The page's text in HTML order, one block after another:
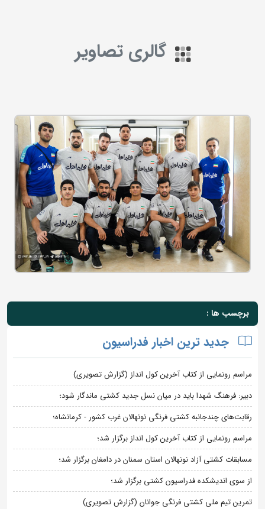
گالری تصاویر
برچسب ها :
جدید ترین اخبار فدراسیون
مراسم رونمایی از کتاب آخرین کول انداز (گزارش تصویری)
دبیر: فرهنگ شهدا باید در میان نسل جدید کشتی ماندگار شود؛
رقابت‌های چندجانبه کشتی فرنگی نونهالان غرب کشور - کرمانشاه؛
مراسم رونمایی از کتاب آخرین کول انداز برگزار شد؛
مسابقات کشتی آزاد نونهالان استان سمنان در دامغان برگزار شد؛
از سوی اندیشکده فدراسیون کشتی برگزار شد؛
تمرین تیم ملی کشتی فرنگی جوانان (گزارش تصویری)